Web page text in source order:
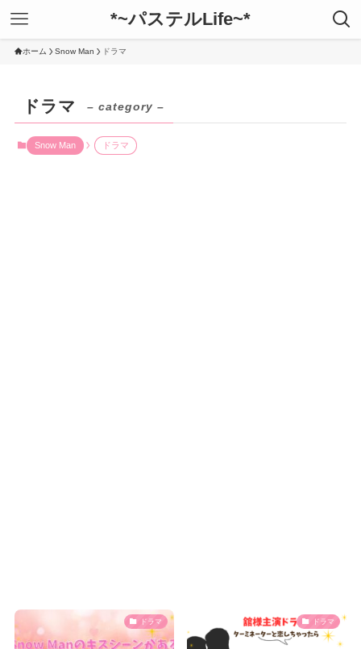
*~パステルLife~*
ホーム Snow Man ドラマ
ドラマ – category –
Snow Man ドラマ
ドラマ ドラマ